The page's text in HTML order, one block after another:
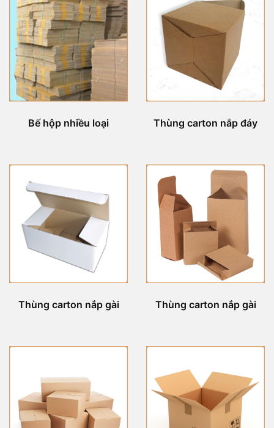
Bế hộp nhiều loại Thùng carton nắp đáy
Thùng carton nắp gài Thùng carton nắp gài